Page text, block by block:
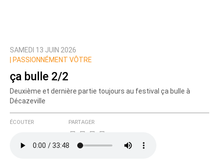
SAMEDI 13 JUIN 2026
PASSIONNÉMENT VÔTRE
ça bulle 2/2
Deuxième et dernière partie toujours au festival ça bulle à
Décazeville
ÉCOUTER PARTAGER